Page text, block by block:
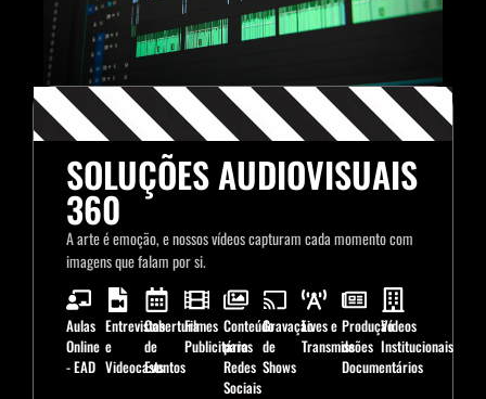
SOLUÇÕES AUDIOVISUAIS
360
A arte é emoção, e nossos vídeos capturam cada momento com
imagens que falam por si.
Aulas
Online
- EAD
Entrevistas
e
Videocasts
Cobertura
de
Eventos
Filmes
Publicitários
Conteúdo
para
Redes
Sociais
Gravação
de
Shows
Lives e
Transmissões
Produção
de
Documentários
Vídeos
Institucionais